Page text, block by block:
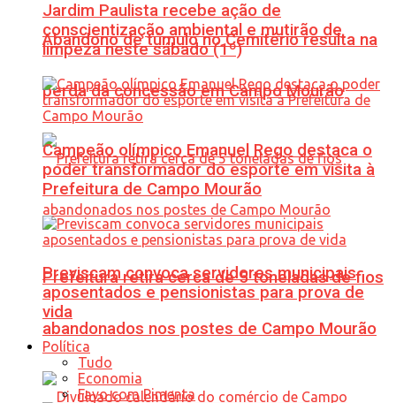
Abandono de túmulo no Cemitério resulta na
perda da concessão em Campo Mourão
Prefeitura retira cerca de 5 toneladas de fios
abandonados nos postes de Campo Mourão
Jardim Paulista recebe ação de
conscientização ambiental e mutirão de
limpeza neste sábado (1º)
Campeão olímpico Emanuel Rego destaca o
poder transformador do esporte em visita à
Prefeitura de Campo Mourão
Previscam convoca servidores municipais
aposentados e pensionistas para prova de
vida
Política
Tudo
Economia
Favo com Pimenta